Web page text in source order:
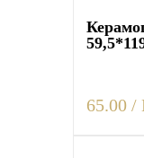
65.00 /